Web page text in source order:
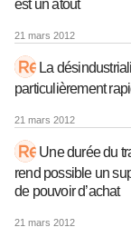
est un atout
21 mars 2012
La
particulièrement
21 mars 2012
Une durée du
rend possible un
de pouvoir d’achat
21 mars 2012